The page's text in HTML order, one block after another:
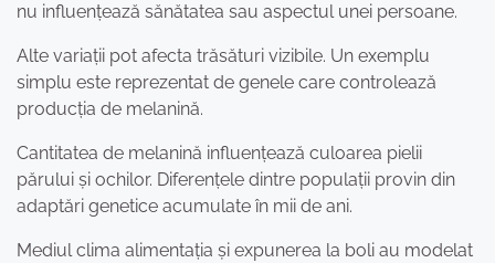
nu influențează sănătatea sau aspectul unei persoane.
Alte variații pot afecta trăsături vizibile. Un exemplu
simplu este reprezentat de genele care controlează
producția de melanină.
Cantitatea de melanină influențează culoarea pielii
părului și ochilor. Diferențele dintre populații provin din
adaptări genetice acumulate în mii de ani.
Mediul clima alimentația și expunerea la boli au modelat